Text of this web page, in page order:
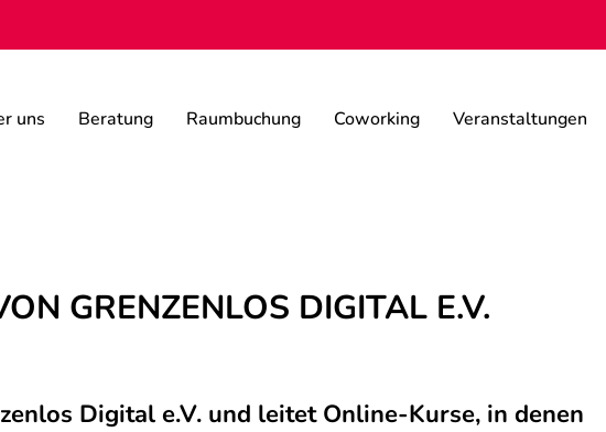
uns Beratung Raumbuchung Coworking Veranstaltungen
GRENZENLOS DIGITAL E.V.
Digital e.V. und leitet Online-Kurse, in denen